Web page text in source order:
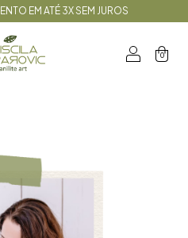
EM ATÉ 3X SEM JUROS
0